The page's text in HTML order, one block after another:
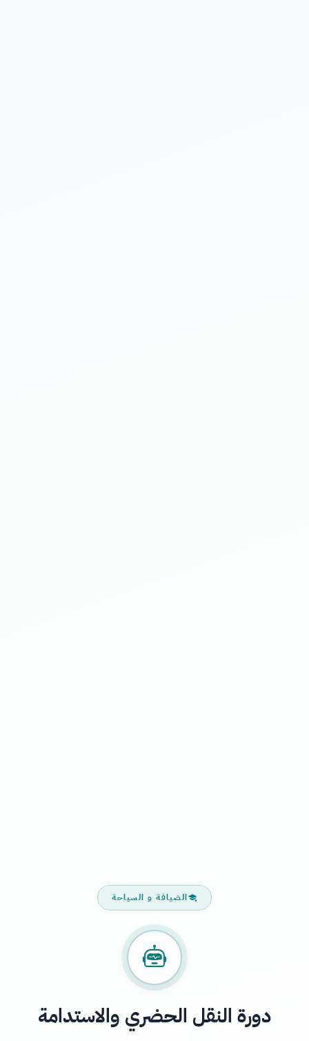
الضيافة و السياحة
دورة النقل الحضري والاستدامة